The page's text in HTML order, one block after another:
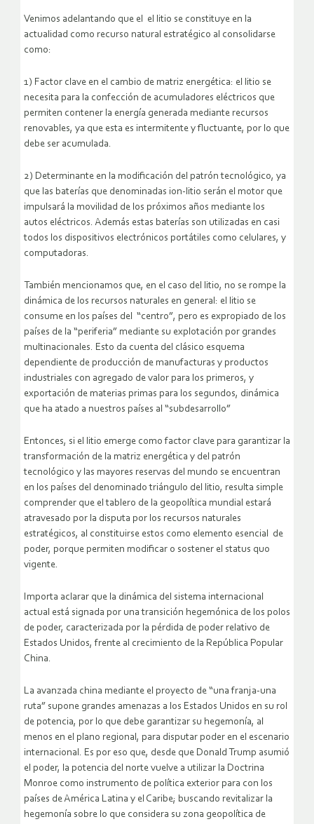
Venimos adelantando que el el litio se constituye en la
actualidad como recurso natural estratégico al consolidarse
como:
1) Factor clave en el cambio de matriz energética: el litio se
necesita para la confección de acumuladores eléctricos que
permiten contener la energía generada mediante recursos
renovables, ya que esta es intermitente y fluctuante, por lo que
debe ser acumulada.
2) Determinante en la modificación del patrón tecnológico, ya
que las baterías que denominadas ion-litio serán el motor que
impulsará la movilidad de los próximos años mediante los
autos eléctricos. Además estas baterías son utilizadas en casi
todos los dispositivos electrónicos portátiles como celulares, y
computadoras.
También mencionamos que, en el caso del litio, no se rompe la
dinámica de los recursos naturales en general: el litio se
consume en los países del “centro”, pero es expropiado de los
países de la “periferia” mediante su explotación por grandes
multinacionales. Esto da cuenta del clásico esquema
dependiente de producción de manufacturas y productos
industriales con agregado de valor para los primeros, y
exportación de materias primas para los segundos, dinámica
que ha atado a nuestros países al “subdesarrollo”
Entonces, si el litio emerge como factor clave para garantizar la
transformación de la matriz energética y del patrón
tecnológico y las mayores reservas del mundo se encuentran
en los países del denominado triángulo del litio, resulta simple
comprender que el tablero de la geopolítica mundial estará
atravesado por la disputa por los recursos naturales
estratégicos, al constituirse estos como elemento esencial de
poder, porque permiten modificar o sostener el status quo
vigente.
Importa aclarar que la dinámica del sistema internacional
actual está signada por una transición hegemónica de los polos
de poder, caracterizada por la pérdida de poder relativo de
Estados Unidos, frente al crecimiento de la República Popular
China.
La avanzada china mediante el proyecto de “una franja-una
ruta” supone grandes amenazas a los Estados Unidos en su rol
de potencia, por lo que debe garantizar su hegemonía, al
menos en el plano regional, para disputar poder en el escenario
internacional. Es por eso que, desde que Donald Trump asumió
el poder, la potencia del norte vuelve a utilizar la Doctrina
Monroe como instrumento de política exterior para con los
países de América Latina y el Caribe; buscando revitalizar la
hegemonía sobre lo que considera su zona geopolítica de